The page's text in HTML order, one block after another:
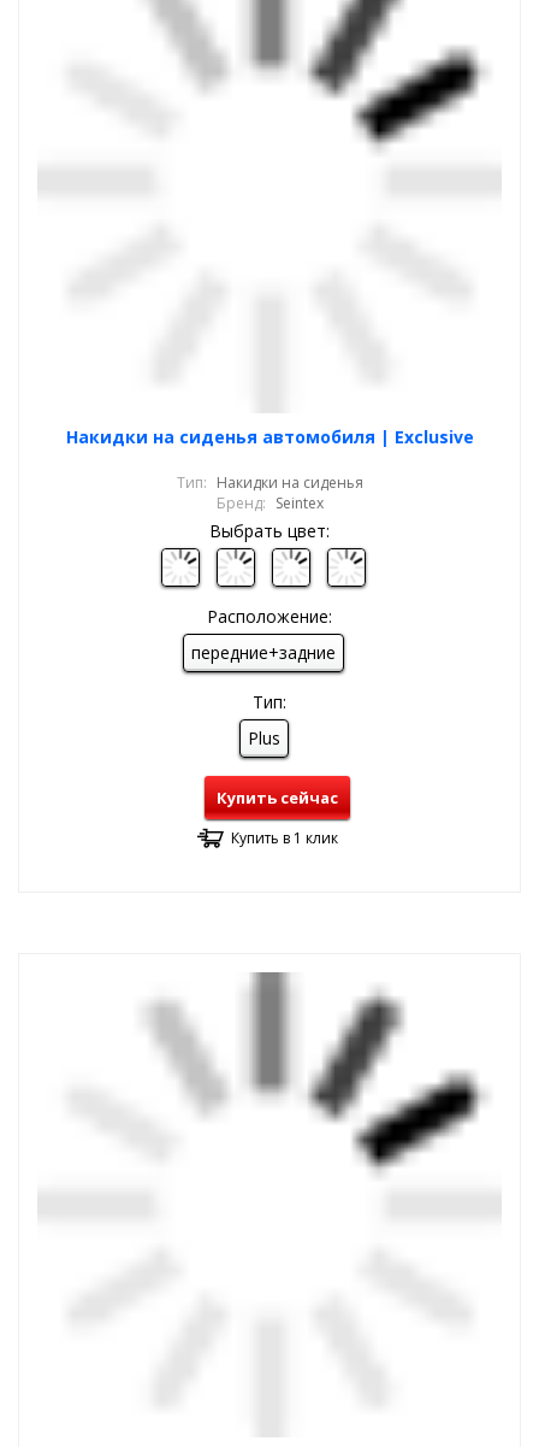
Накидки на сиденья автомобиля | Exclusive
Тип: Накидки на сиденья
Бренд: Seintex
Выбрать цвет:
Расположение:
передние+задние
Тип:
Plus
Купить сейчас
Купить в 1 клик